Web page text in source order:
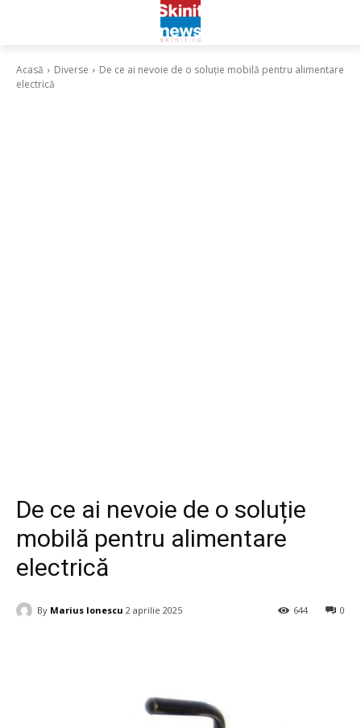
Acasă Diverse
De ce ai nevoie de o soluție mobilă pentru alimentare
electrică
De ce ai nevoie de o soluție
mobilă pentru alimentare
electrică
By Marius Ionescu 2 aprilie 2025 0
644